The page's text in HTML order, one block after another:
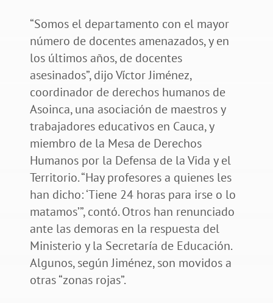
“Somos el departamento con el mayor
número de docentes amenazados, y en
los últimos años, de docentes
asesinados”, dijo Víctor Jiménez,
coordinador de derechos humanos de
Asoinca, una asociación de maestros y
trabajadores educativos en Cauca, y
miembro de la Mesa de Derechos
Humanos por la Defensa de la Vida y el
Territorio. “Hay profesores a quienes les
han dicho: ‘Tiene 24 horas para irse o lo
matamos’”, contó. Otros han renunciado
ante las demoras en la respuesta del
Ministerio y la Secretaría de Educación.
Algunos, según Jiménez, son movidos a
otras “zonas rojas”.